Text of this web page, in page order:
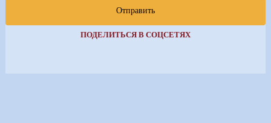
Отправить
ПОДЕЛИТЬСЯ В СОЦСЕТЯХ